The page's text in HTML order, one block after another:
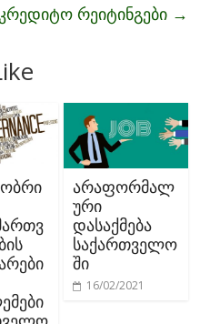
რეიტინგები →
არაფორმალ
ური
დასაქმება
საქართველო
ში
16/02/2021